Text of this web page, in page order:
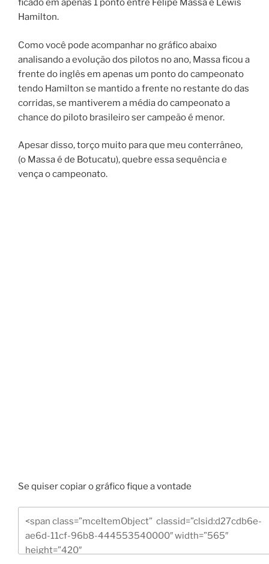
ficado em apenas 1 ponto entre Felipe Massa e Lewis
Hamilton.
Como você pode acompanhar no gráfico abaixo
analisando a evolução dos pilotos no ano, Massa ficou a
frente do inglês em apenas um ponto do campeonato
tendo Hamilton se mantido a frente no restante do das
corridas, se mantiverem a média do campeonato a
chance do piloto brasileiro ser campeão é menor.
Apesar disso, torço muito para que meu conterrâneo,
(o Massa é de Botucatu), quebre essa sequência e
vença o campeonato.
Se quiser copiar o gráfico fique a vontade